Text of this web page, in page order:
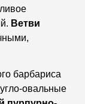
Ветви
барбариса
овальные